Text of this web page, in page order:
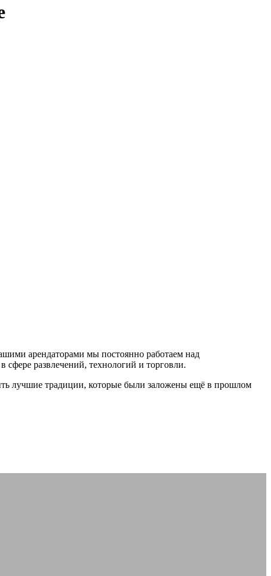
арендаторами мы постоянно работаем над
развлечений, технологий и торговли.
лучшие традиции, которые были заложены ещё в прошлом